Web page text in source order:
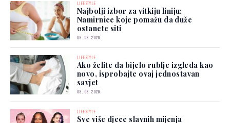
LIFESTYLE
Najbolji izbor za vitkiju liniju:
Namirnice koje pomažu da duže
ostanete siti
09. 08. 2026.
LIFESTYLE
Ako želite da bijelo rublje izgleda kao
novo, isprobajte ovaj jednostavan
savjet
08. 08. 2026.
LIFESTYLE
Sve više djece slavnih mijenja